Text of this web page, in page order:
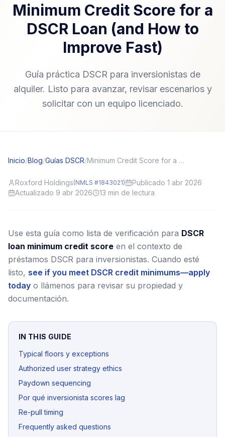
Minimum Credit Score for a
DSCR Loan (and How to
Improve Fast)
Guía práctica DSCR para inversionistas de
alquiler. Listo para avanzar, revisar escenarios y
solicitar con un equipo licenciado.
Inicio/Blog/Guías DSCR/ Minimum Credit Score for a DSCR Loan (and How to Improve Fast)
Roxford Holdings(NMLS #1843021)
Publicado 1 abr 2026
Actualizado 9 abr 2026
13 min de lectura
Use esta guía como lista de verificación para DSCR
loan minimum credit score en el contexto de
préstamos DSCR para inversionistas. Cuando esté
listo, see if you meet DSCR credit minimums—apply
today o llámenos para revisar su propiedad y
documentación.
IN THIS GUIDE
Typical floors y exceptions
Authorized user strategy ethics
Paydown sequencing
Por qué inversionista scores lag
Re-pull timing
Frequently asked questions